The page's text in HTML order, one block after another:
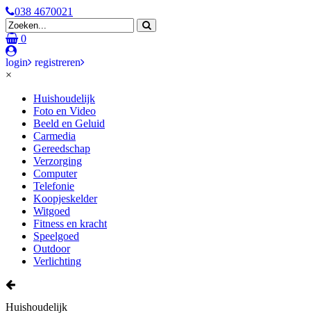
038 4670021
0
login
registreren
×
Huishoudelijk
Foto en Video
Beeld en Geluid
Carmedia
Gereedschap
Verzorging
Computer
Telefonie
Koopjeskelder
Witgoed
Fitness en kracht
Speelgoed
Outdoor
Verlichting
Huishoudelijk